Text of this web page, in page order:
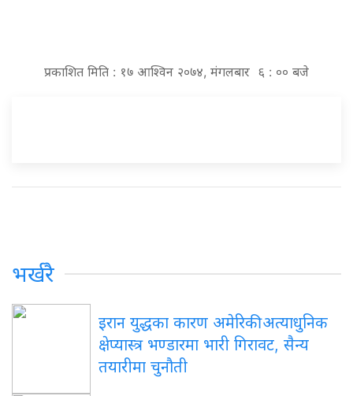
प्रकाशित मिति : १७ आश्विन २०७४, मंगलबार ६ : ०० बजे
भर्खरै
इरान युद्धका कारण अमेरिकी अत्याधुनिक
क्षेप्यास्त्र भण्डारमा भारी गिरावट, सैन्य
तयारीमा चुनौती